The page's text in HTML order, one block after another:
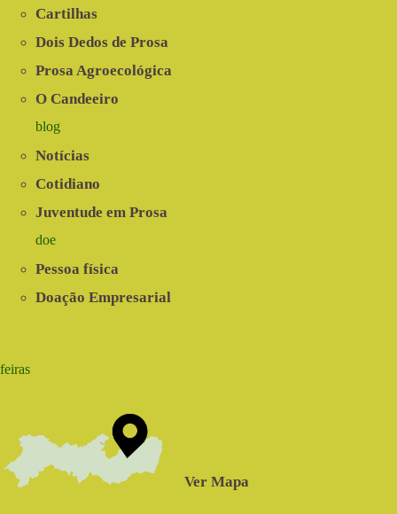
Cartilhas
Dois Dedos de Prosa
Prosa Agroecológica
O Candeeiro
blog
Notícias
Cotidiano
Juventude em Prosa
doe
Pessoa física
Doação Empresarial
feiras
Ver Mapa